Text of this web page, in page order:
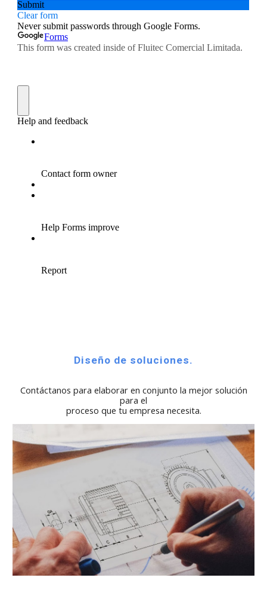
Diseño de soluciones.
Contáctanos para elaborar en conjunto la mejor solución
para el
proceso que tu empresa necesita.